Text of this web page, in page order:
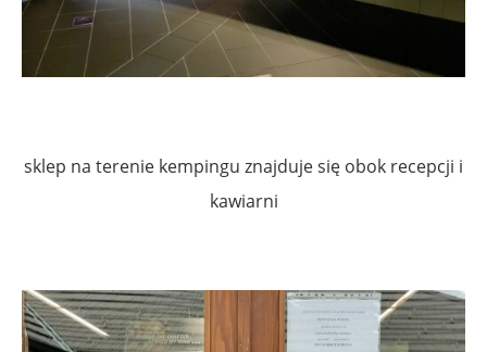
sklep na terenie kempingu znajduje się obok recepcji i
kawiarni